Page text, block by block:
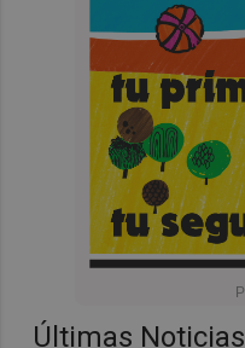
Últimas Noticias